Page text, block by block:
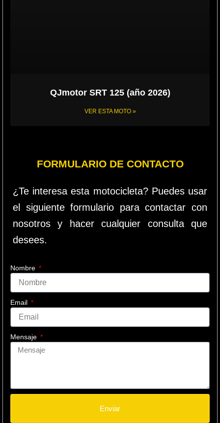
QJmotor SRT 125 (año 2026)
VER ESTA MOTO »
FORMULARIO DE CONTACTO
¿Te interesa esta motocicleta? Puedes usar
el siguiente formulario para contactar con
nosotros y hacer cualquier consulta que
desees.
Nombre
Email
Mensaje
Enviar